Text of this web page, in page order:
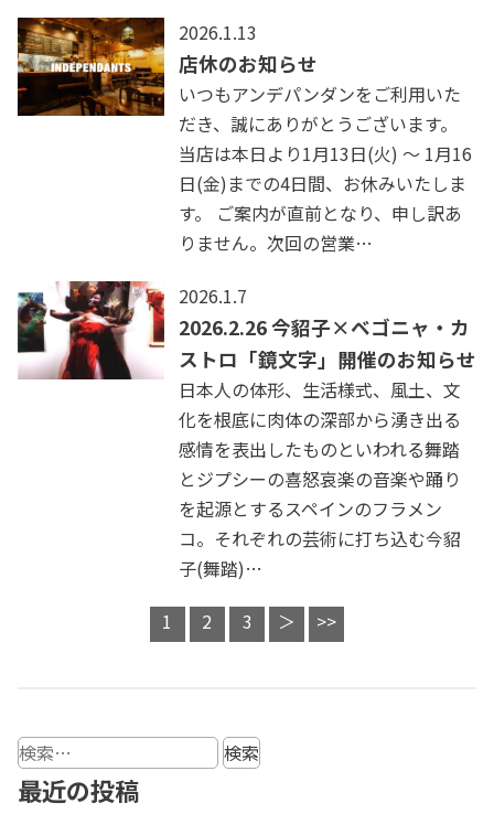
2026.1.13
店休のお知らせ
いつもアンデパンダンをご利用いた
だき、誠にありがとうございます。
当店は本日より1月13日(火) ～ 1月16
日(金)までの4日間、お休みいたしま
す。 ご案内が直前となり、申し訳あ
りません。次回の営業…
2026.1.7
2026.2.26 今貂子×ベゴニャ・カ
ストロ「鏡文字」開催のお知らせ
日本人の体形、生活様式、風土、文
化を根底に肉体の深部から湧き出る
感情を表出したものといわれる舞踏
とジプシーの喜怒哀楽の音楽や踊り
を起源とするスペインのフラメン
コ。それぞれの芸術に打ち込む今貂
子(舞踏)…
1
2 3 ＞ >>
検
索:
最近の投稿